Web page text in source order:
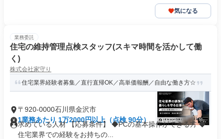
気になる
業務委託
住宅の維持管理点検スタッフ(スキマ時間を活かして働
く)
株式会社家守り
住宅業界経験者募集／直行直帰OK／高単価報酬／自由な働き方☆
〒920-0000石川県金沢市
1業務あたり 1万2000円以上（点検 90分）
求めている人材 【応募条件】 ◆PCの基本操作ができる方 ◆
住宅業界での経験をお持ちの...